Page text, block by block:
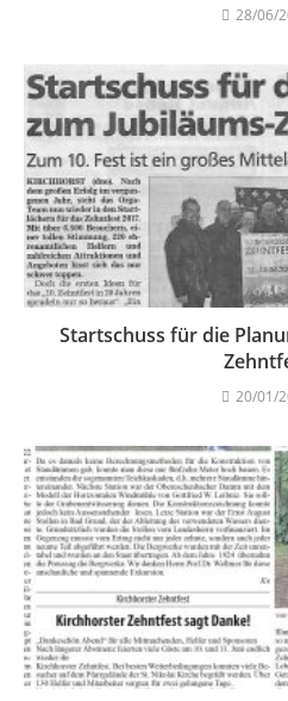
28/06/
Startschuss für die
20/01/